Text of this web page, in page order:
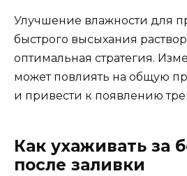
Улучшение влажности для
быстрого высыхания
оптимальная стратегия.
может повлиять на общую
и привести к появлению
Как ухаживать за
после заливки